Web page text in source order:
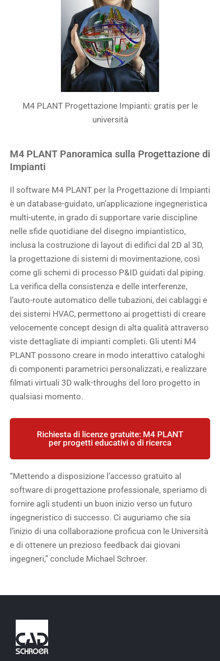
M4 PLANT Progettazione Impianti: gratis per le
università
M4 PLANT Panoramica sulla Progettazione di
Impianti
Il software M4 PLANT per la Progettazione di Impianti
è un database-guidato, un’applicazione ingegneristica
multi-utente, in grado di supportare varie discipline
nelle sfide quotidiane del disegno impiantistico,
inclusa la costruzione di layout di edifici dal 2D al 3D,
la progettazione di sistemi di movimentazione, così
come gli schemi di processo P&ID guidati dal piping.
La verifica della consistenza e delle interferenze,
l’auto-route automatico delle tubazioni, dei cablaggi e
dei sistemi HVAC, permettono ai progettisti di creare
velocemente concept design di alta qualità attraverso
viste dettagliate di impianti completi. Gli utenti M4
PLANT possono creare in modo interattivo cataloghi
di componenti parametrici personalizzati, e realizzare
filmati virtuali 3D walk-throughs del loro progetto in
qualsiasi momento.
Richiesta di licenze gratuite: M4 PLANT
per progetti educativi o di ricerca
“Mettendo a disposizione l’accesso gratuito al
software di progettazione professionale, speriamo di
fornire agli studenti un buon inizio verso un futuro
ingegneristico di successo. Ci auguriamo che sia
l’inizio di una collaborazione proficua con le Università
e di ottenere un prezioso feedback dai giovani
ingegneri,” conclude Michael Schroer.